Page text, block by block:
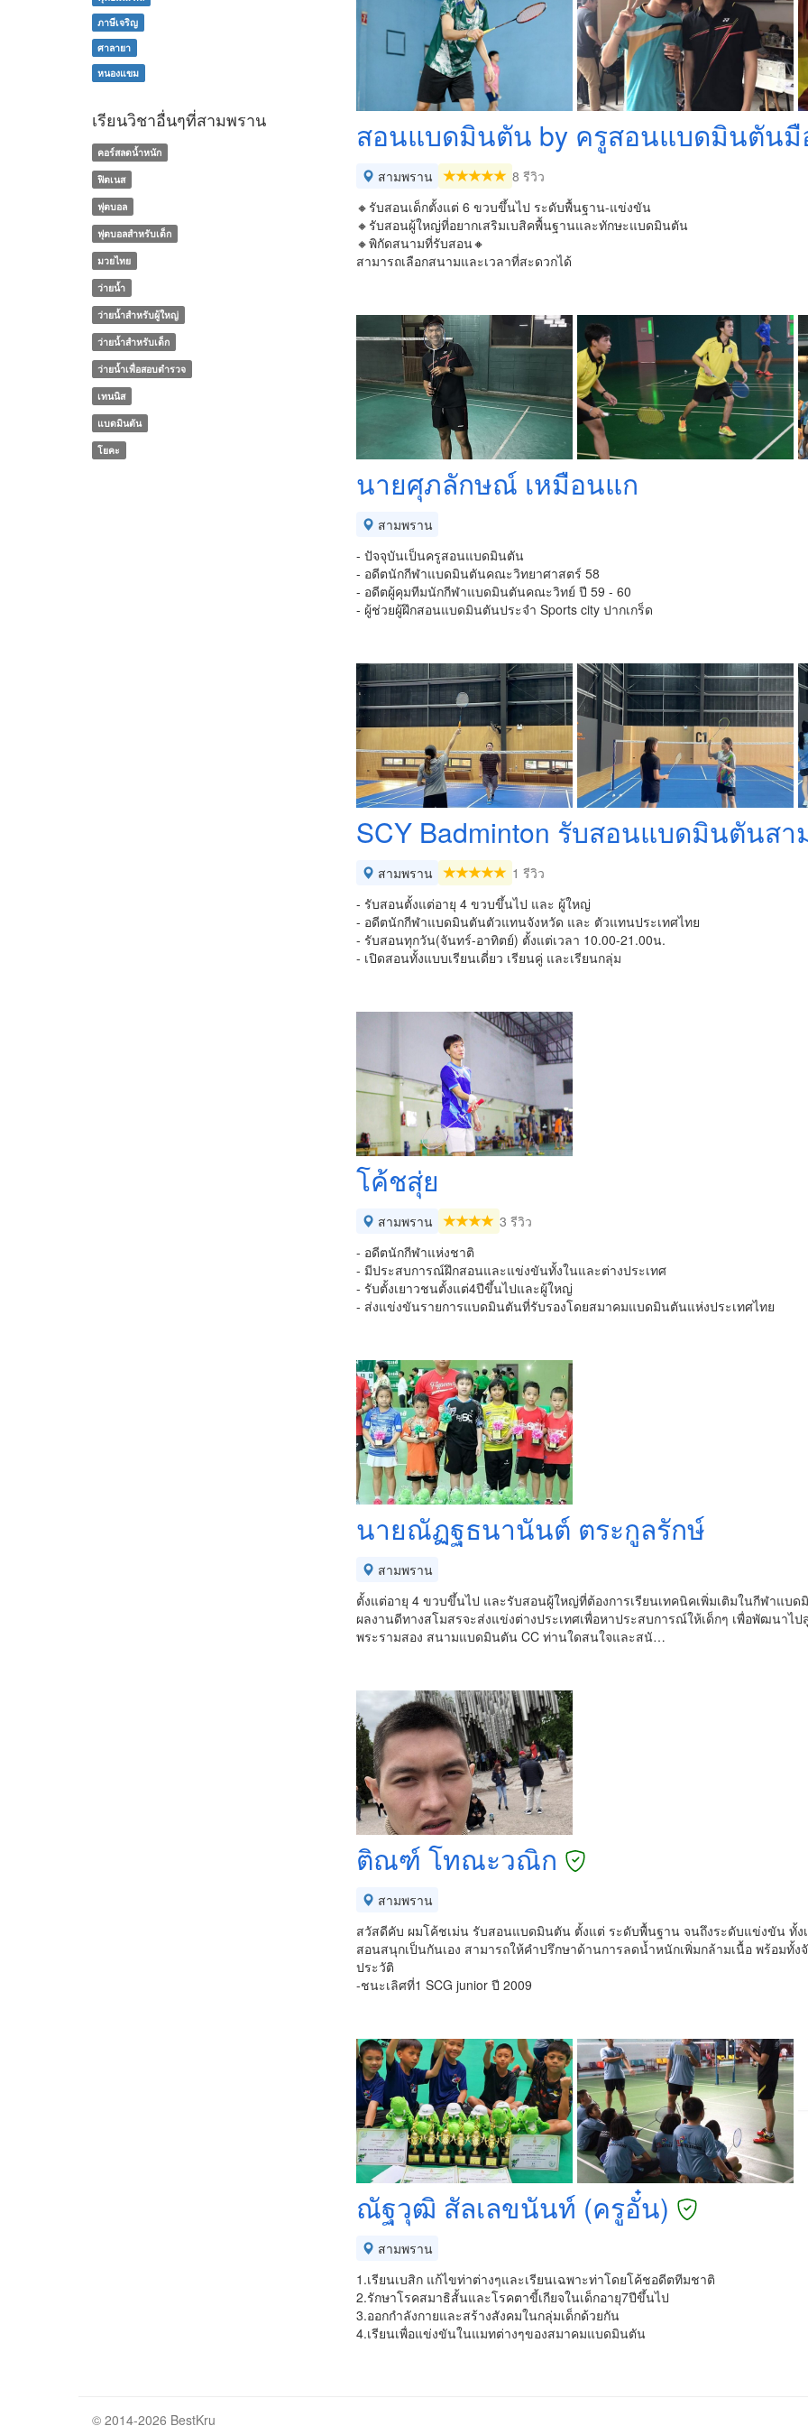
สอนแบดมินตัน by ครูสอนแบดมินตันมื
สามพราน
8 รีวิว
🔸รับสอนเด็กตั้งแต่ 6 ขวบขึ้นไป ระดับพื้นฐาน-แข่งขัน
🔸รับสอนผู้ใหญ่ที่อยากเสริมเบสิคพื้นฐานและทักษะแบดมินตัน
🔸พิกัดสนามที่รับสอน🔸
สามารถเลือกสนามและเวลาที่สะดวกได้
นายศุภลักษณ์ เหมือนแก
สามพราน
- ปัจจุบันเป็นครูสอนแบดมินตัน
- อดีตนักกีฬาแบดมินตันคณะวิทยาศาสตร์ 58
- อดีตผู้คุมทีมนักกีฬาแบดมินตันคณะวิทย์ ปี 59 - 60
- ผู้ช่วยผู้ฝึกสอนแบดมินตันประจำ Sports city ปากเกร็ด
SCY Badminton รับสอนแบดมินตันส
สามพราน
1 รีวิว
- รับสอนตั้งแต่อายุ 4 ขวบขึ้นไป และ ผู้ใหญ่
- อดีตนักกีฬาแบดมินตันตัวแทนจังหวัด และ ตัวแทนประเทศไทย
- รับสอนทุกวัน(จันทร์-อาทิตย์) ตั้งแต่เวลา 10.00-21.00น.
- เปิดสอนทั้งแบบเรียนเดี่ยว เรียนคู่ และเรียนกลุ่ม
โค้ชสุ่ย
สามพราน
3 รีวิว
- อดีตนักกีฬาแห่งชาติ
- มีประสบการณ์ฝึกสอนและแข่งขันทั้งในและต่างประเทศ
- รับตั้งเยาวชนตั้งแต่4ปีขึ้นไปและผู้ใหญ่
- ส่งแข่งขันรายการแบดมินตันที่รับรองโดยสมาคมแบดมินตันแห่งประเทศไทย
นายณัฏฐธนานันต์ ตระกูลรักษ์
สามพราน
ตั้งแต่อายุ 4 ขวบขึ้นไป และรับสอนผู้ใหญ่ที่ต้องการเรียนเทคนิคเพิ่มเติมในกีฬาแ
ผลงานดีทางสโมสรจะส่งแข่งต่างประเทศเพื่อหาประสบการณ์ให้เด็กๆ เพื่อพัฒนาไ
พระรามสอง สนามแบดมินตัน CC ท่านใดสนใจและสนั…
ติณฑ์ โทณะวณิก
สามพราน
สวัสดีคับ ผมโค้ชเม่น รับสอนแบดมินตัน ตั้งแต่ ระดับพื้นฐาน จนถึงระดับแข่งขัน ทั้ง
สอนสนุกเป็นกันเอง สามารถให้คำปรึกษาด้านการลดน้ำหนักเพิ่มกล้ามเนื้อ พร้อมทั้
ประวัติ
-ชนะเลิศที่1 SCG junior ปี 2009
ณัฐวุฒิ สัลเลขนันท์ (ครูอั๋น)
สามพราน
1.เรียนเบสิก แก้ไขท่าต่างๆและเรียนเฉพาะท่าโดยโค้ชอดีตทีมชาติ
2.รักษาโรคสมาธิสั้นและโรคตาขี้เกียจในเด็กอายุ7ปีขึ้นไป
3.ออกกำลังกายและสร้างสังคมในกลุ่มเด็กด้วยกัน
4.เรียนเพื่อแข่งขันในแมทต่างๆของสมาคมแบดมินตัน
ภาษีเจริญ
ศาลายา
หนองแขม
เรียนวิชาอื่นๆที่สามพราน
คอร์สลดน้ำหนัก
ฟิตเนส
ฟุตบอล
ฟุตบอลสำหรับเด็ก
มวยไทย
ว่ายน้ำ
ว่ายน้ำสำหรับผู้ใหญ่
ว่ายน้ำสำหรับเด็ก
ว่ายน้ำเพื่อสอบตำรวจ
เทนนิส
แบดมินตัน
โยคะ
© 2014-2026 BestKru